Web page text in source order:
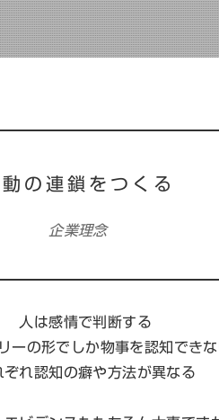
の連鎖をつくる
企業理念
人は感情で判断する
ーの形でしか物事を認知でき
ぞれ認知の癖や方法が異なる